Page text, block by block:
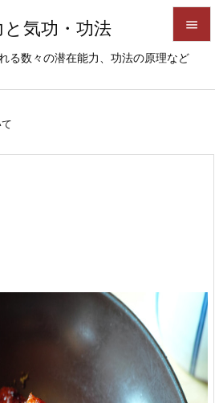
気功・功法
る数々の潜在能力、功法の原理など


前へ